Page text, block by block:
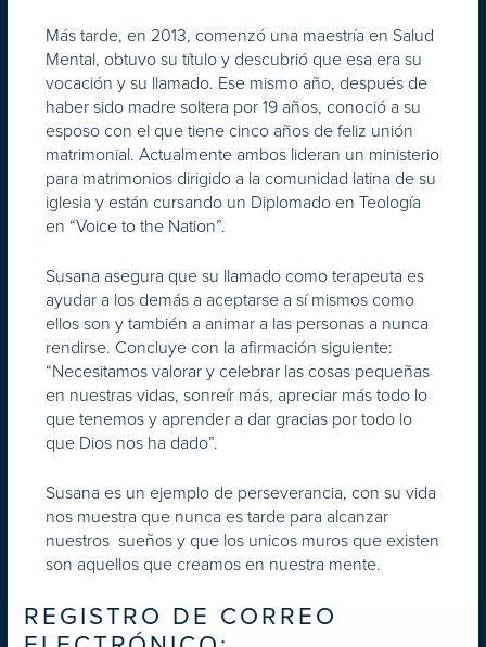
Más tarde, en 2013, comenzó una maestría en Salud
Mental, obtuvo su título y descubrió que esa era su
vocación y su llamado. Ese mismo año, después de
haber sido madre soltera por 19 años, conoció a su
esposo con el que tiene cinco años de feliz unión
matrimonial. Actualmente ambos lideran un ministerio
para matrimonios dirigido a la comunidad latina de su
iglesia y están cursando un Diplomado en Teología
en “Voice to the Nation”.
Susana asegura que su llamado como terapeuta es
ayudar a los demás a aceptarse a sí mismos como
ellos son y también a animar a las personas a nunca
rendirse. Concluye con la afirmación siguiente:
“Necesitamos valorar y celebrar las cosas pequeñas
en nuestras vidas, sonreír más, apreciar más todo lo
que tenemos y aprender a dar gracias por todo lo
que Dios nos ha dado”.
Susana es un ejemplo de perseverancia, con su vida
nos muestra que nunca es tarde para alcanzar
nuestros sueños y que los unicos muros que existen
son aquellos que creamos en nuestra mente.
REGISTRO DE CORREO